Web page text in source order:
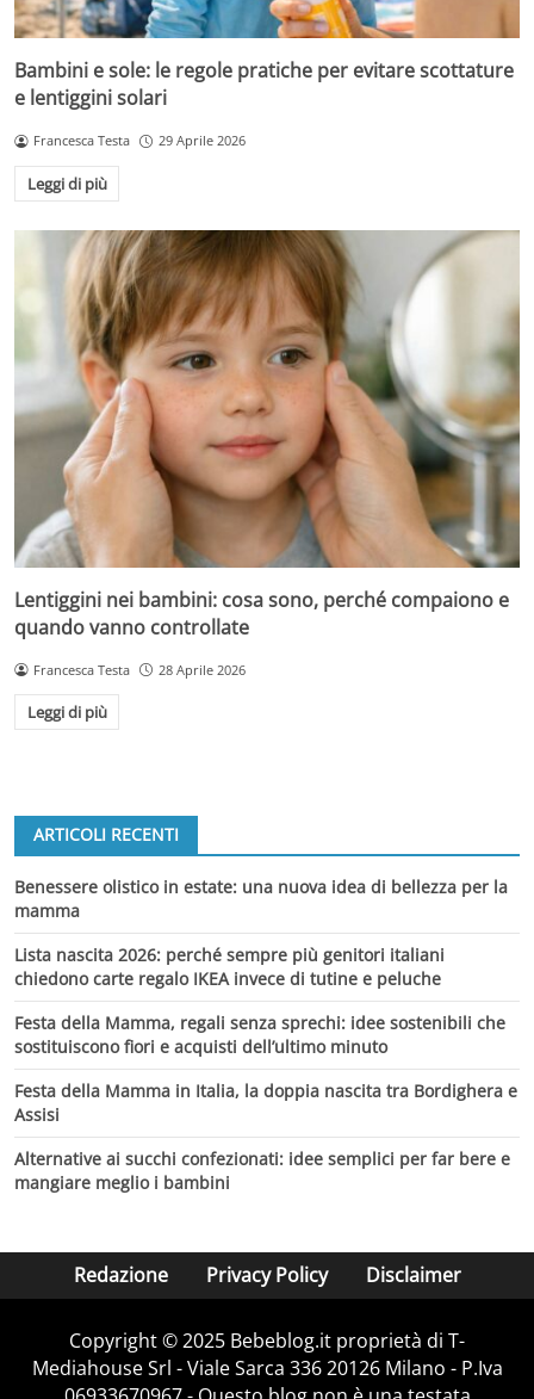
Bambini e sole: le regole pratiche per evitare scottature
e lentiggini solari
Francesca Testa 29 Aprile 2026
Leggi di più
Lentiggini nei bambini: cosa sono, perché compaiono e
quando vanno controllate
Francesca Testa 28 Aprile 2026
Leggi di più
ARTICOLI RECENTI
Benessere olistico in estate: una nuova idea di bellezza per la
mamma
Lista nascita 2026: perché sempre più genitori italiani
chiedono carte regalo IKEA invece di tutine e peluche
Festa della Mamma, regali senza sprechi: idee sostenibili che
sostituiscono fiori e acquisti dell’ultimo minuto
Festa della Mamma in Italia, la doppia nascita tra Bordighera e
Assisi
Alternative ai succhi confezionati: idee semplici per far bere e
mangiare meglio i bambini
Redazione Privacy Policy Disclaimer
Copyright © 2025 Bebeblog.it proprietà di T-
Mediahouse Srl - Viale Sarca 336 20126 Milano - P.Iva